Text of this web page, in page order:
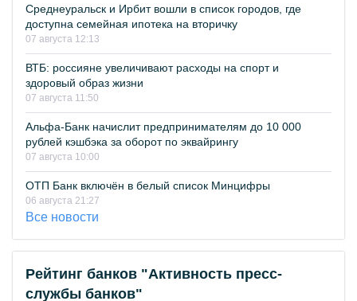
Среднеуральск и Ирбит вошли в список городов, где
доступна семейная ипотека на вторичку
07 августа 12:13
ВТБ: россияне увеличивают расходы на спорт и
здоровый образ жизни
07 августа 11:50
Альфа-Банк начислит предпринимателям до 10 000
рублей кэшбэка за оборот по эквайрингу
07 августа 10:00
ОТП Банк включён в белый список Минцифры
06 августа 21:27
Все новости
Рейтинг банков "Активность пресс-
службы банков"